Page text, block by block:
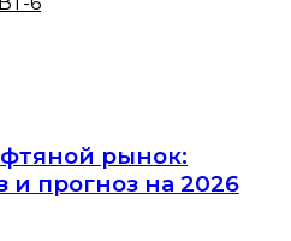
рынок:
и прогноз на 2026